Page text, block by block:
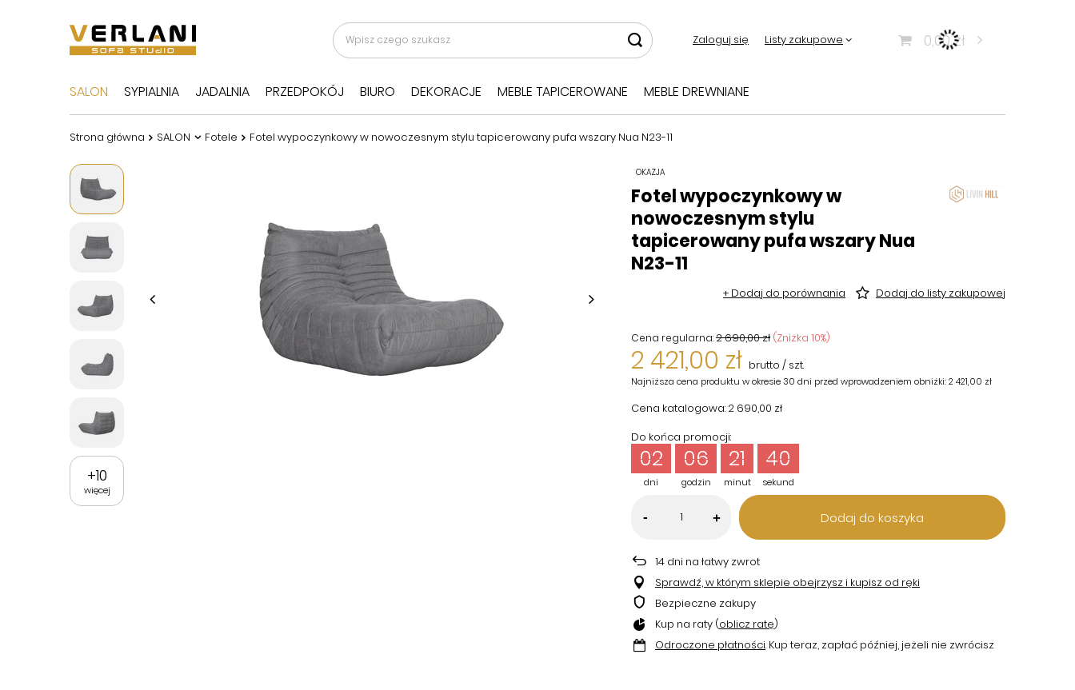
Zaloguj się Listy zakupowe 0,00 zł
SALON SYPIALNIA JADALNIA PRZEDPOKÓJ BIURO DEKORACJE MEBLE TAPICEROWANE MEBLE DREWNIANE
Strona główna SALON Fotele Fotel wypoczynkowy w nowoczesnym stylu tapicerowany pufa wszary Nua N23-11
+10
więcej
OKAZJA
Fotel wypoczynkowy w
nowoczesnym stylu
tapicerowany pufa wszary Nua
N23-11
+ Dodaj do porównania Dodaj do listy zakupowej
Cena regularna:2 690,00 zł (Zniżka 10%)
2 421,00 zł brutto / szt.
Najniższa cena produktu w okresie 30 dni przed wprowadzeniem obniżki:2 421,00 zł
Cena katalogowa: 2 690,00 zł
Do końca promocji:
dni
02
godzin
06
minut
21
sekund
39
- + Dodaj do koszyka
14 dni na łatwy zwrot
Sprawdź, w którym sklepie obejrzysz i kupisz od ręki
Bezpieczne zakupy
Kup na raty (oblicz ratę)
Odroczone płatności. Kup teraz, zapłać później, jeżeli nie zwrócisz